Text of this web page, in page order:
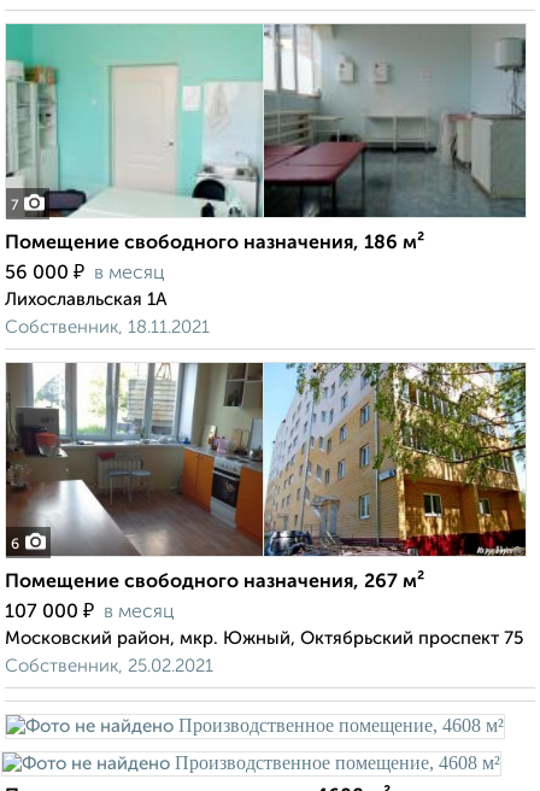
7
Помещение свободного назначения, 186 м²
56 000 ₽ в месяц
Лихославльская 1А
Собственник, 18.11.2021
6
Помещение свободного назначения, 267 м²
107 000 ₽ в месяц
Московский район, мкр. Южный, Октябрьский проспект 75
Собственник, 25.02.2021